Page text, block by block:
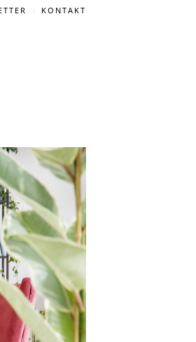
KONTAKT